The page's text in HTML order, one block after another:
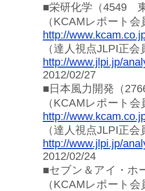
■栄研化学（4549
（KCAMレポート会
http://
（達人視点JLPI
http://www.jlpi.jp/
2012/02/27
■日本風力開発（
（KCAMレポート会
http://
（達人視点JLPI
http://www.jlpi.jp/
2012/02/24
■セブン＆アイ・ホ
（KCAMレポート会